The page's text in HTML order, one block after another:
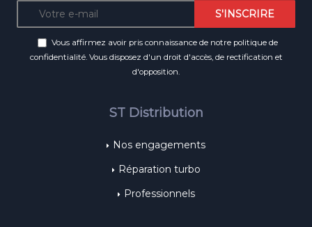
Vous affirmez avoir pris connaissance de notre politique de
confidentialité. Vous disposez d'un droit d'accès, de rectification et
d'opposition.
ST Distribution
Nos engagements
Réparation turbo
Professionnels